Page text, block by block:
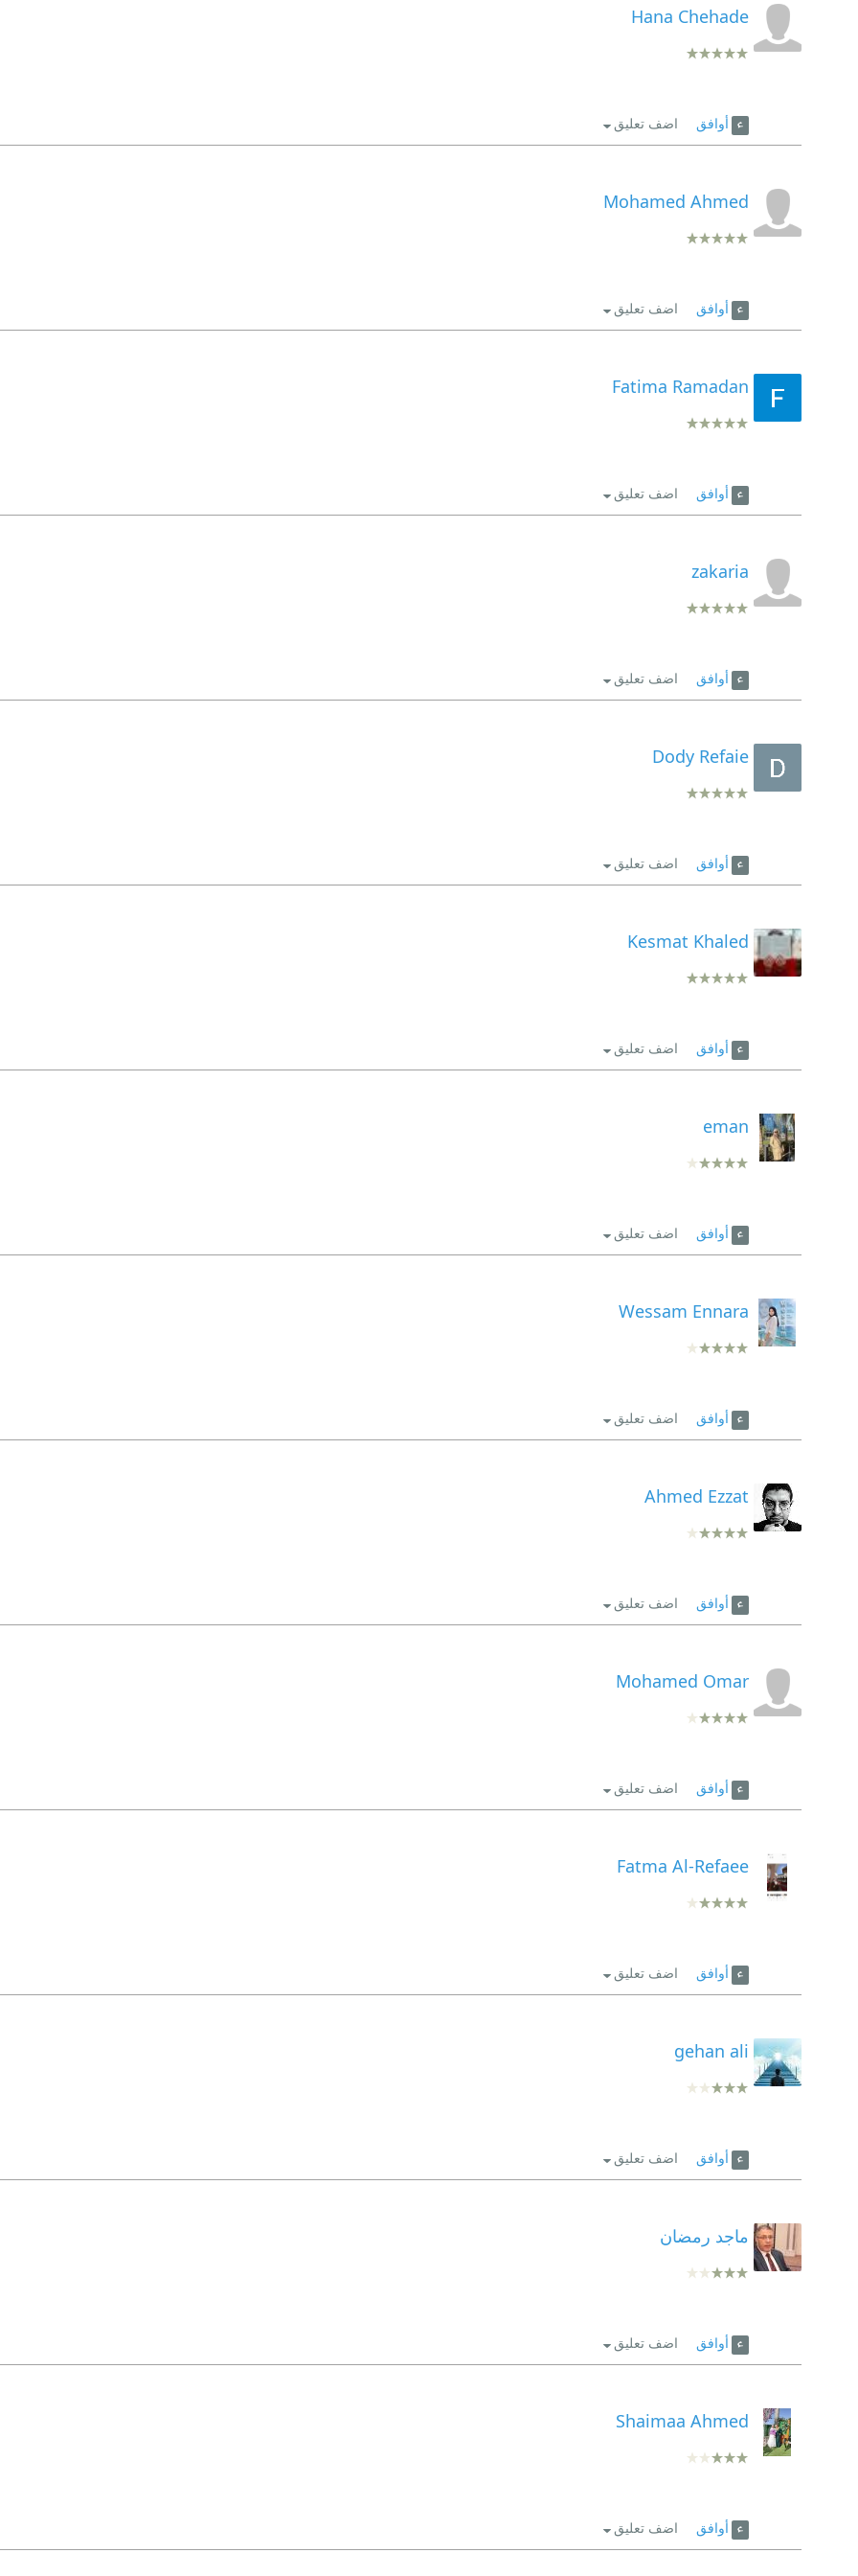
Hana Chehade
أوافق اضف تعليق
Mohamed Ahmed
أوافق اضف تعليق
Fatima Ramadan
أوافق اضف تعليق
zakaria
أوافق اضف تعليق
Dody Refaie
أوافق اضف تعليق
Kesmat Khaled
أوافق اضف تعليق
eman
أوافق اضف تعليق
Wessam Ennara
أوافق اضف تعليق
Ahmed Ezzat
أوافق اضف تعليق
Mohamed Omar
أوافق اضف تعليق
Fatma Al-Refaee
أوافق اضف تعليق
gehan ali
أوافق اضف تعليق
ماجد رمضان
أوافق اضف تعليق
Shaimaa Ahmed
أوافق اضف تعليق